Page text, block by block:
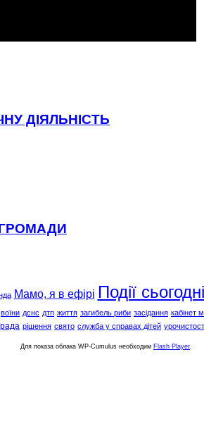
ДІЯЛЬНІСТЬ
Мамо, я в ефірі Події сьогодні
воїни дснс дтп життя загибель риби засідання кабінет
рішення свято служба у справах дітей
Для показа облака WP-Cumulus необходим Flash Player